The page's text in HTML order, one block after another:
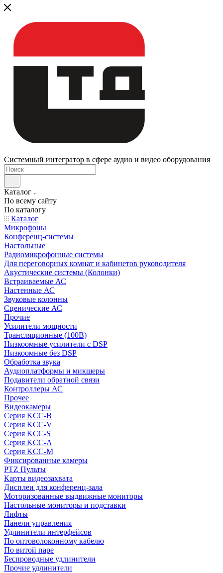
Системный интегратор в сфере аудио и видео оборудования
Каталог
По всему сайту
По каталогу
Каталог
Микрофоны
Конференц-системы
Настольные
Радиомикрофонные системы
Для переговорных комнат и кабинетов руководителя
Акустические системы (Колонки)
Встраиваемые АС
Настенные АС
Звуковые колонны
Сценические АС
Прочие
Усилители мощности
Трансляционные (100В)
Низкоомные усилители с DSP
Низкоомные без DSP
Обработка звука
Аудиоплатформы и микшеры
Подавители обратной связи
Контроллеры АС
Прочее
Видеокамеры
Серия KCC-B
Серия KCC-V
Серия KCC-S
Серия KCC-A
Серия KCC-M
Фиксированные камеры
PTZ Пульты
Карты видеозахвата
Дисплеи для конференц-зала
Моторизованные выдвижные мониторы
Настольные мониторы и подставки
Лифты
Панели управления
Удлинители интерфейсов
По оптоволоконному кабелю
По витой паре
Беспроводные удлинители
Прочие удлинители